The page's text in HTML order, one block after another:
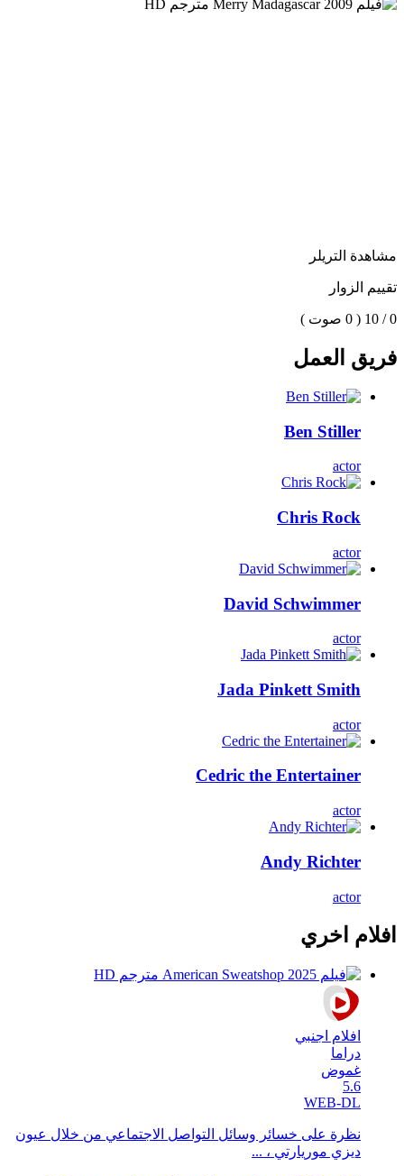
مشاهدة التريلر
تقييم الزوار
0 / 10 ( 0 صوت )
فريق العمل
Ben Stiller
actor
Chris Rock
actor
David Schwimmer
actor
Jada Pinkett Smith
actor
Cedric the Entertainer
actor
Andy Richter
actor
افلام اخري
افلام اجنبي
دراما
غموض
5.6
WEB-DL
نظرة على خسائر وسائل التواصل الاجتماعي من خلال عيون
ديزي موريارتي ، ...